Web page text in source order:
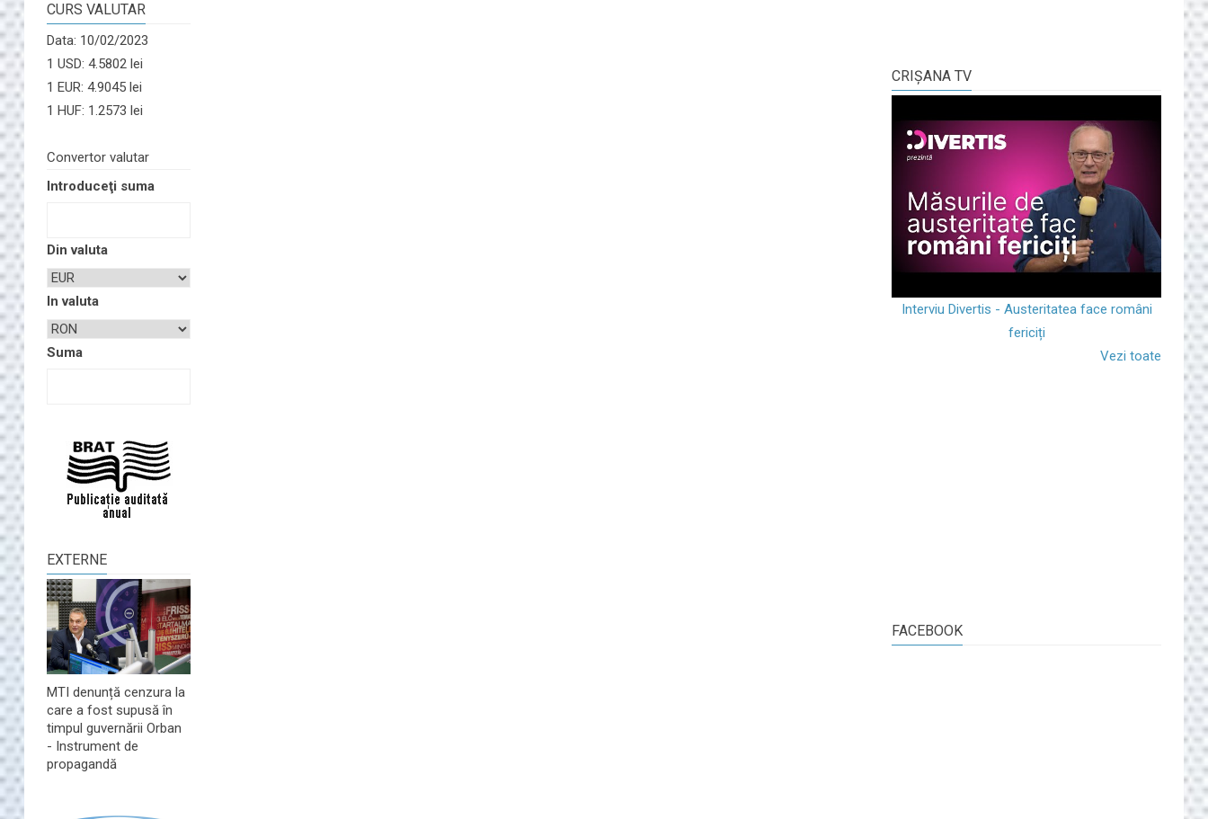
CURS VALUTAR
Data: 10/02/2023
1 USD: 4.5802 lei
1 EUR: 4.9045 lei
1 HUF: 1.2573 lei
Convertor valutar
Introduceţi suma
Din valuta
In valuta
Suma
EXTERNE
MTI denunță cenzura la
care a fost supusă în
timpul guvernării Orban
- Instrument de
propagandă
CRIŞANA TV
Interviu Divertis - Austeritatea face români
fericiți
Vezi toate
FACEBOOK